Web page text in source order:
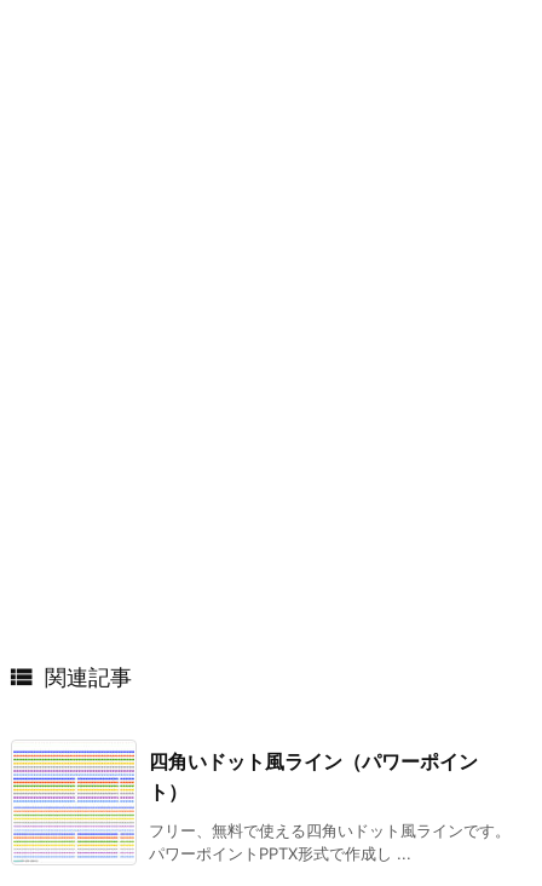
 関連記事
四角いドット風ライン（パワーポイン
ト）
フリー、無料で使える四角いドット風ラインです。
パワーポイントPPTX形式で作成し ...